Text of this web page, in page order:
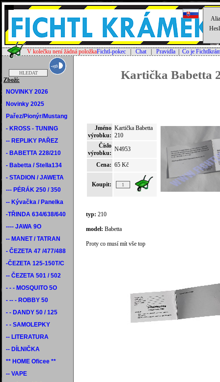
V kolečku není žádná položkaFichtl-pokec Chat| Pravidla Co je
Zboží:
NOVINKY 2026
Novinky 2025
Pařez/Pionýr/Mustang
- KROSS - TUNING
-- REPLIKY PAŘEZ
- BABETTA 228/210
- Babetta / Stella134
- STADION / JAWETA
--- PÉRÁK 250 / 350
-- Kývačka / Panelka
-TŘINDA 634/638/640
---- JAWA 9O
-- MANET / TATRAN
- ČEZETA 47 /477/488
-ČEZETA 125-150T/C
-- ČEZETA 501 / 502
- - - MOSQUITO 5O
- -- - ROBBY 50
- - DANDY 50 / 125
- - SAMOLEPKY
-- LITERATURA
-- DÍLNIČKA
** HOME Oficee **
-- VAPE
Kartička Babetta
Jméno
výrobku:
Kartička Babetta
210
Číslo
výrobku:
N4953
Cena: 65 Kč
Koupit:
typ: 210
model: Babetta
Proty co musí mít vše top